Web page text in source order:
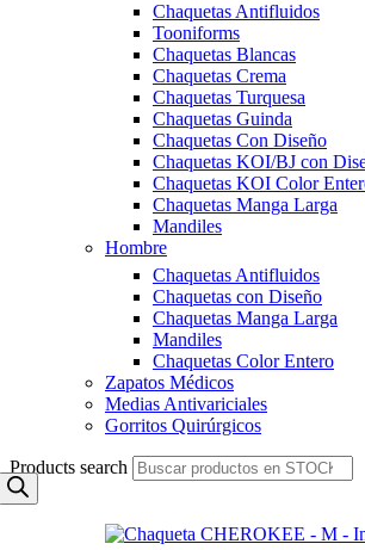
Chaquetas Antifluidos
Tooniforms
Chaquetas Blancas
Chaquetas Crema
Chaquetas Turquesa
Chaquetas Guinda
Chaquetas Con Diseño
Chaquetas KOI/BJ con
Chaquetas KOI Color
Chaquetas Manga Larga
Mandiles
Hombre
Chaquetas Antifluidos
Chaquetas con Diseño
Chaquetas Manga Larga
Mandiles
Chaquetas Color Entero
Zapatos Médicos
Medias Antivariciales
Gorritos Quirúrgicos
Products search